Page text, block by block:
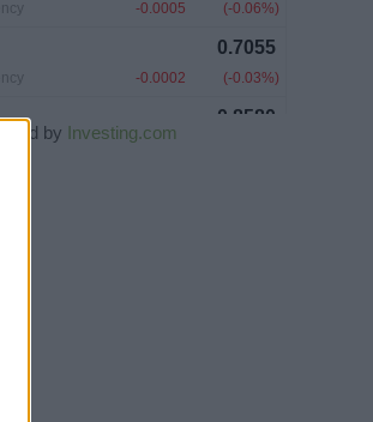
by Investing.com